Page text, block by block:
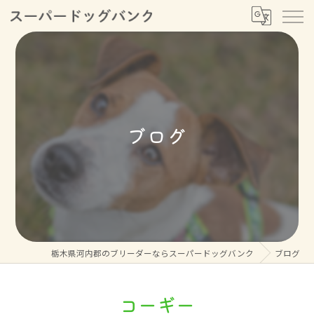
ブログ
栃木県河内郡のブリーダーならスーパードッグバンク ブログ
コーギー